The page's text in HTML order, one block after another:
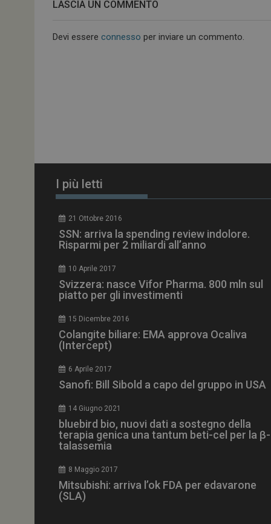
LASCIA UN COMMENTO
Devi essere connesso per inviare un commento.
I più letti
21 Ottobre 2016
SSN: arriva la spending review indolore.
Risparmi per 2 miliardi all’anno
10 Aprile 2017
Svizzera: nasce Vifor Pharma. 800 mln sul
piatto per gli investimenti
15 Dicembre 2016
Colangite biliare: EMA approva Ocaliva
(Intercept)
6 Aprile 2017
Sanofi: Bill Sibold a capo del gruppo in USA
14 Giugno 2021
bluebird bio, nuovi dati a sostegno della
terapia genica una tantum beti-cel per la β-
talassemia
8 Maggio 2017
Mitsubishi: arriva l’ok FDA per edavarone
(SLA)
_ga_Z2VT792F98
ironfish-tracking-
NOME
__Secure-
tracking-sites-
tracking-named-
__Secure-YNID